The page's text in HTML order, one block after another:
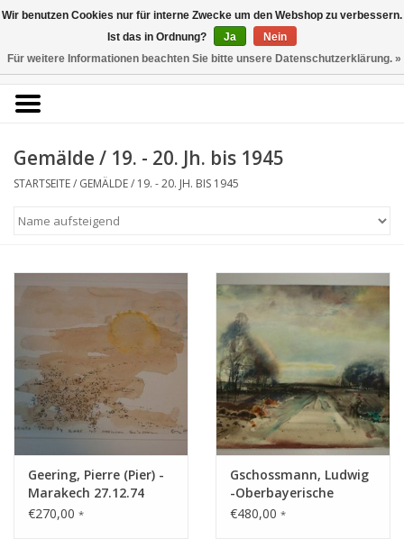
0 Artikel - €0,00
Kunstantiquariat
Rolf Brehmer
Portal für Grafik aus 5
KÜNSTLERLISTE
Startseite
Alle Werke
Druckgrafik
Zeichnungen
Gemälde
Fotografie
Gemälde / 19. - 20. Jh. bis 1945
STARTSEITE/ GEMÄLDE/ 19. - 20. JH. BIS 1945
Geering, Pierre (Pier) -
Marakech 27.12.74
€270,00 *
Gschossmann, Ludwig
-Oberbayerische
Moorlandschaft im
€480,00 *
Wir benutzen Cookies nur für interne Zwecke um den Webshop zu verbessern.
Ist das in Ordnung?
Ja
Nein
Für weitere Informationen beachten Sie bitte unsere Datenschutzerklärung. »